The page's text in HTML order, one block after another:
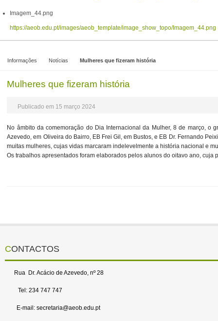
Imagem_44.png
https://aeob.edu.pt/images/aeob_template/image_show_topo/Imagem_44.png
Informações Notícias Mulheres que fizeram história
Mulheres que fizeram história
Publicado em 15 março 2024
No âmbito da comemoração do Dia Internacional da Mulher, 8 de março, o
Azevedo, em Oliveira do Bairro, EB Frei Gil, em Bustos, e EB Dr. Fernando
muitas mulheres, cujas vidas marcaram indelevelmente a história nacional e
Os trabalhos apresentados foram elaborados pelos alunos do oitavo ano, cuja
CONTACTOS
Rua Dr. Acácio de Azevedo, nº 28
Tel: 234 747 747
E-mail: secretaria@aeob.edu.pt